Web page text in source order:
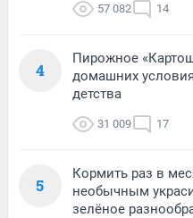
57 082 14
4
Пирожное
домашних
детства
31 009 17
5
Кормить раз в
необычным
зелёное